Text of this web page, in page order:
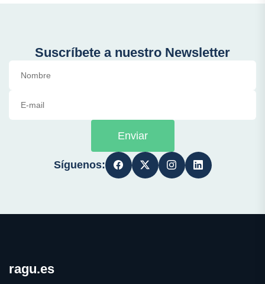
Suscríbete a nuestro Newsletter
Enviar
Síguenos:
ragu.es